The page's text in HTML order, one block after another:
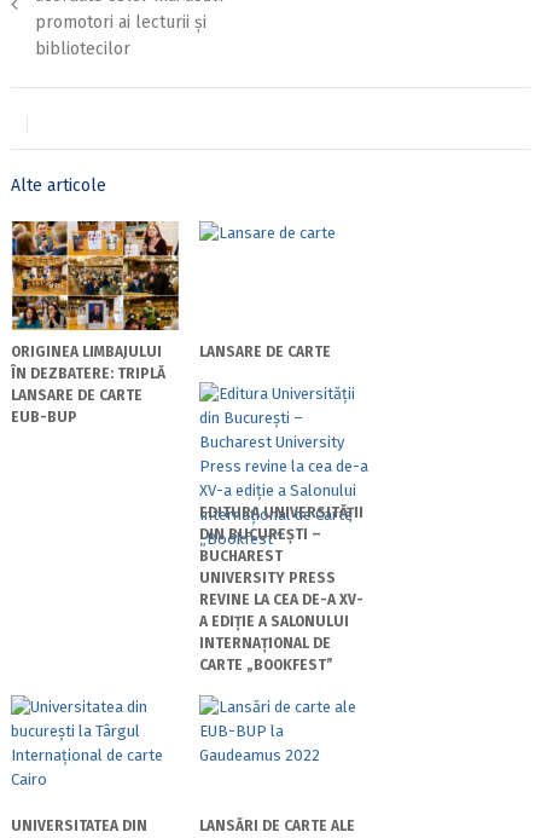
promotori ai lecturii și
bibliotecilor
Alte articole
ORIGINEA LIMBAJULUI
ÎN DEZBATERE: TRIPLĂ
LANSARE DE CARTE
EUB-BUP
LANSARE DE CARTE
EDITURA UNIVERSITĂȚII
DIN BUCUREȘTI –
BUCHAREST
UNIVERSITY PRESS
REVINE LA CEA DE-A XV-
A EDIȚIE A SALONULUI
INTERNAȚIONAL DE
CARTE „BOOKFEST”
UNIVERSITATEA DIN
LANSĂRI DE CARTE ALE